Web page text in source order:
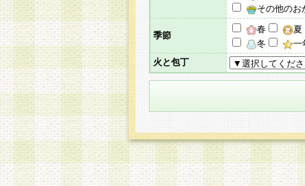
その他のお
季節
春 夏
冬
一
火と包丁